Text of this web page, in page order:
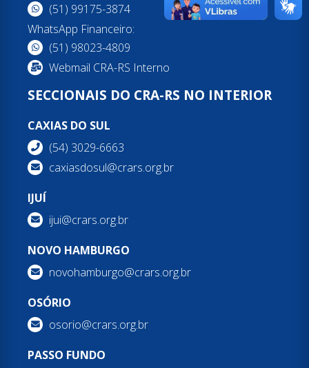
(51) 99175-3874
WhatsApp Financeiro:
(51) 98023-4809
Webmail CRA-RS Interno
SECCIONAIS DO CRA-RS NO INTERIOR
CAXIAS DO SUL
(54) 3029-6663
caxiasdosul@crars.org.br
IJUÍ
ijui@crars.org.br
NOVO HAMBURGO
novohamburgo@crars.org.br
OSÓRIO
osorio@crars.org.br
PASSO FUNDO